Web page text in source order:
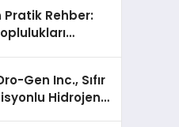
Pratik Rehber:
Gen Inc., Sıfır
Hidrojen